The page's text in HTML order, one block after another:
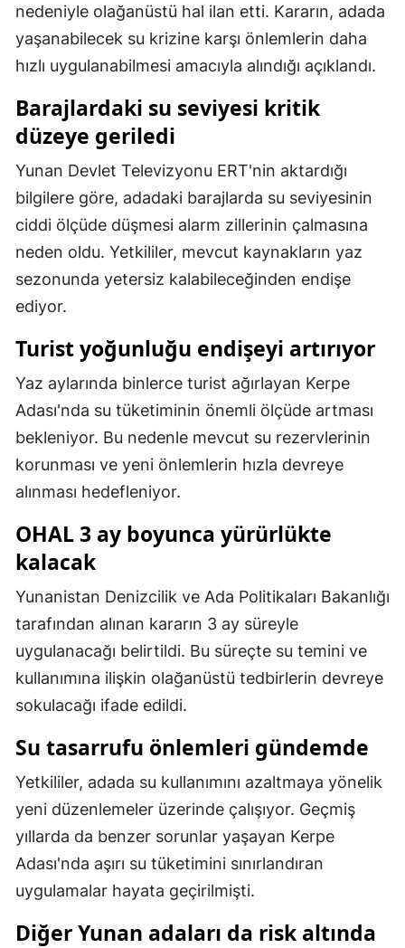
İstanbul
İzmir
Kars
Kayseri
Kırklareli
Kırşehir
Kocaeli
Kütahya
Malatya
Manisa
Kahramanmaraş
Muğla
Nevşehir
Niğde
Ordu
Samsun
Siirt
nedeniyle olağanüstü hal ilan etti. Kararın, adada
yaşanabilecek su krizine karşı önlemlerin daha
hızlı uygulanabilmesi amacıyla alındığı açıklandı.
Barajlardaki su seviyesi kritik
düzeye geriledi
Yunan Devlet Televizyonu ERT'nin aktardığı
bilgilere göre, adadaki barajlarda su seviyesinin
ciddi ölçüde düşmesi alarm zillerinin çalmasına
neden oldu. Yetkililer, mevcut kaynakların yaz
sezonunda yetersiz kalabileceğinden endişe
ediyor.
Turist yoğunluğu endişeyi artırıyor
Yaz aylarında binlerce turist ağırlayan Kerpe
Adası'nda su tüketiminin önemli ölçüde artması
bekleniyor. Bu nedenle mevcut su rezervlerinin
korunması ve yeni önlemlerin hızla devreye
alınması hedefleniyor.
OHAL 3 ay boyunca yürürlükte
kalacak
Yunanistan Denizcilik ve Ada Politikaları Bakanlığı
tarafından alınan kararın 3 ay süreyle
uygulanacağı belirtildi. Bu süreçte su temini ve
kullanımına ilişkin olağanüstü tedbirlerin devreye
sokulacağı ifade edildi.
Su tasarrufu önlemleri gündemde
Yetkililer, adada su kullanımını azaltmaya yönelik
yeni düzenlemeler üzerinde çalışıyor. Geçmiş
yıllarda da benzer sorunlar yaşayan Kerpe
Adası'nda aşırı su tüketimini sınırlandıran
uygulamalar hayata geçirilmişti.
Diğer Yunan adaları da risk altında